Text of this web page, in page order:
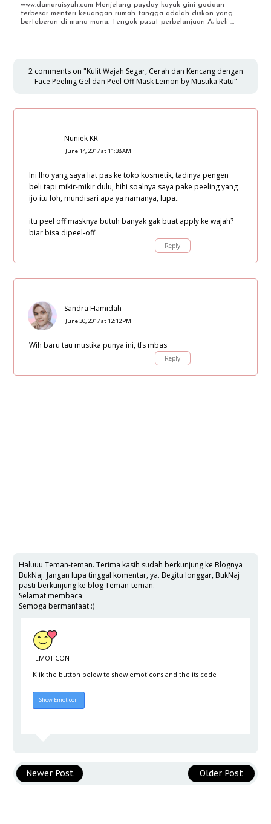
www.damaraisyah.com Menjelang payday kayak gini godaan
terbesar menteri keuangan rumah tangga adalah diskon yang
berteberan di mana-mana. Tengok pusat perbelanjaan A, beli …
2 comments on "Kulit Wajah Segar, Cerah dan Kencang dengan
Face Peeling Gel dan Peel Off Mask Lemon by Mustika Ratu"
Nuniek KR
June 14, 2017 at 11:38 AM
Ini lho yang saya liat pas ke toko kosmetik, tadinya pengen
beli tapi mikir-mikir dulu, hihi soalnya saya pake peeling yang
ijo itu loh, mundisari apa ya namanya, lupa..
itu peel off masknya butuh banyak gak buat apply ke wajah?
biar bisa dipeel-off
Reply
Sandra Hamidah
June 30, 2017 at 12:12 PM
Wih baru tau mustika punya ini, tfs mbas
Reply
Haluuu Teman-teman. Terima kasih sudah berkunjung ke Blognya
BukNaj. Jangan lupa tinggal komentar, ya. Begitu longgar, BukNaj
pasti berkunjung ke blog Teman-teman.
Selamat membaca
Semoga bermanfaat :)
EMOTICON
Klik the button below to show emoticons and the its code
Hide Emoticon
Show Emoticon
Newer Post Older Post